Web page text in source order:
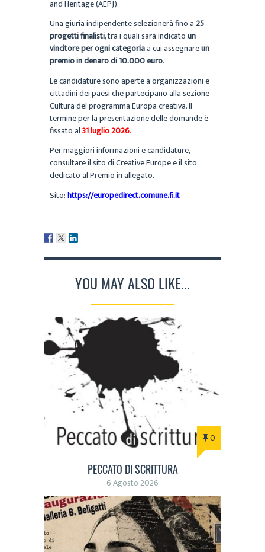
and Heritage (AEPJ).
Una giuria indipendente selezionerà fino a25
progetti finalisti, tra i quali sarà indicatoun
vincitore per ogni categoriaa cui assegnareun
premio in denaro di 10.000 euro.
Le candidature sono aperte a organizzazioni e
cittadini dei paesi che partecipano alla sezione
Cultura del programma Europa creativa. Il
termine per la presentazione delle domande è
fissato al31 luglio 2026.
Per maggiori informazioni e candidature,
consultare il sito di Creative Europe e il sito
dedicato al Premio in allegato.
Sito:https://europedirect.comune.fi.it
YOU MAY ALSO LIKE...
0
PECCATO DI SCRITTURA
6 Agosto 2026